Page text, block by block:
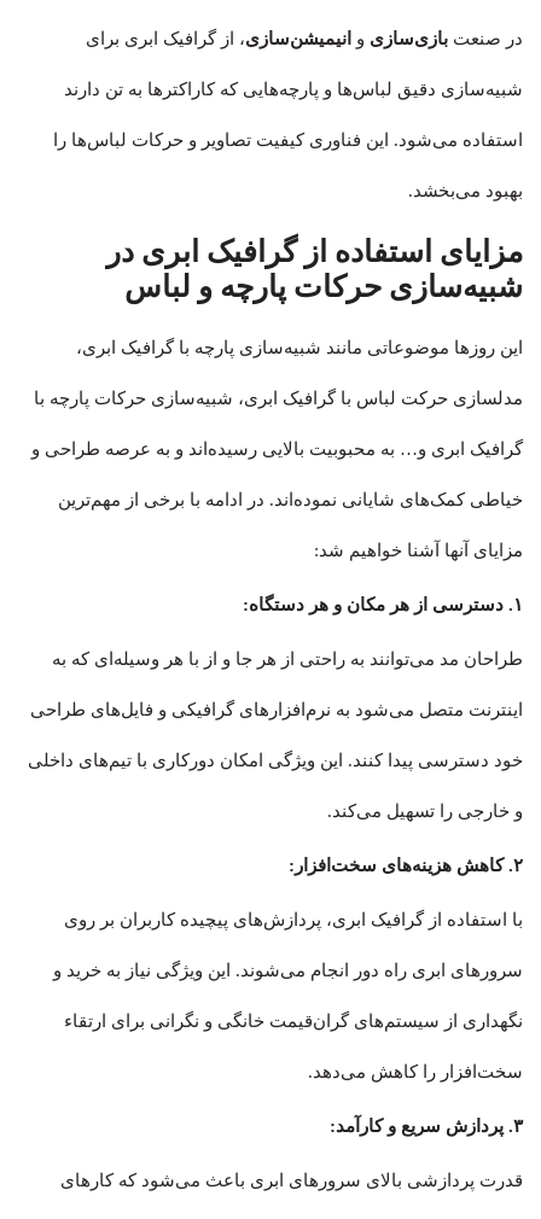
در صنعت بازی‌سازی و انیمیشن‌سازی، از گرافیک ابری برای
شبیه‌سازی دقیق لباس‌ها و پارچه‌هایی که کاراکترها به تن دارند
استفاده می‌شود. این فناوری کیفیت تصاویر و حرکات لباس‌ها را
بهبود می‌بخشد.
مزایای استفاده از گرافیک ابری در
شبیه‌سازی حرکات پارچه و لباس
این روزها موضوعاتی مانند شبیه‌سازی پارچه با گرافیک ابری،
مدلسازی حرکت لباس با گرافیک ابری، شبیه‌سازی حرکات پارچه با
گرافیک ابری و… به محبوبیت بالایی رسیده‌اند و به عرصه طراحی و
خیاطی کمک‌های شایانی نموده‌اند. در ادامه با برخی از مهم‌ترین
مزایای آنها آشنا خواهیم شد:
۱. دسترسی از هر مکان و هر دستگاه:
طراحان مد می‌توانند به راحتی از هر جا و از با هر وسیله‌ای که به
اینترنت متصل می‌شود به نرم‌افزارهای گرافیکی و فایل‌های طراحی
خود دسترسی پیدا کنند. این ویژگی امکان دورکاری با تیم‌های داخلی
و خارجی را تسهیل می‌کند.
۲. کاهش هزینه‌های سخت‌افزار :
با استفاده از گرافیک ابری، پردازش‌های پیچیده کاربران بر روی
سرورهای ابری راه دور انجام می‌شوند. این ویژگی نیاز به خرید و
نگهداری از سیستم‌های گران‌قیمت خانگی و نگرانی برای ارتقاء
سخت‌افزار را کاهش می‌دهد.
۳. پردازش سریع و کارآمد:
قدرت پردازشی بالای سرورهای ابری باعث می‌شود که کارهای